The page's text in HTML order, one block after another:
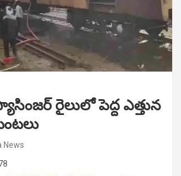
రైలులో పెద్ద ఎత్తున
News